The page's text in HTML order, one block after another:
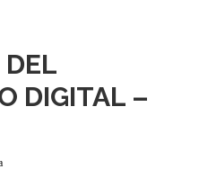
DIGITAL –